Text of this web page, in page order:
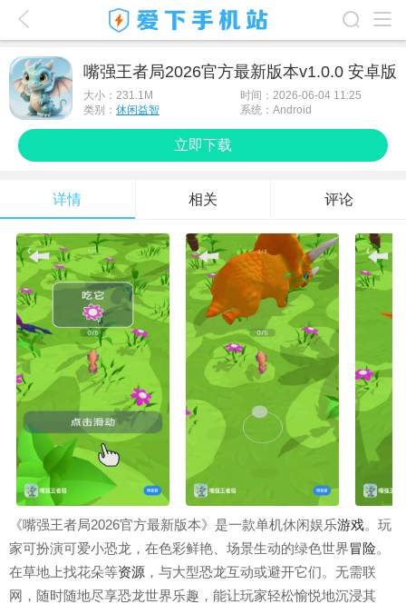
应用排行榜
最新游戏
最新应用
手机使用
游戏攻略
嘴强王者局2026官方最新版本v1.0.0 安卓版
大小： 231.1M
时间：2026-06-04 11:25
类别： 休闲益智 系统：Android
立即下载
详情 相关 评论
《嘴强王者局2026官方最新版本》是一款单机休闲娱乐游戏。玩
家可扮演可爱小恐龙，在色彩鲜艳、场景生动的绿色世界冒险。
在草地上找花朵等资源 ，与大型恐龙互动或避开它们。无需联
网，随时随地尽享恐龙世界乐趣，能让玩家轻松愉悦地沉浸其